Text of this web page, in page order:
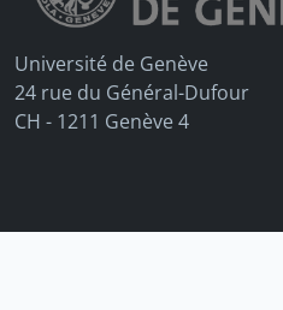
Université de Genève
24 rue du Général-Dufour
CH - 1211 Genève 4